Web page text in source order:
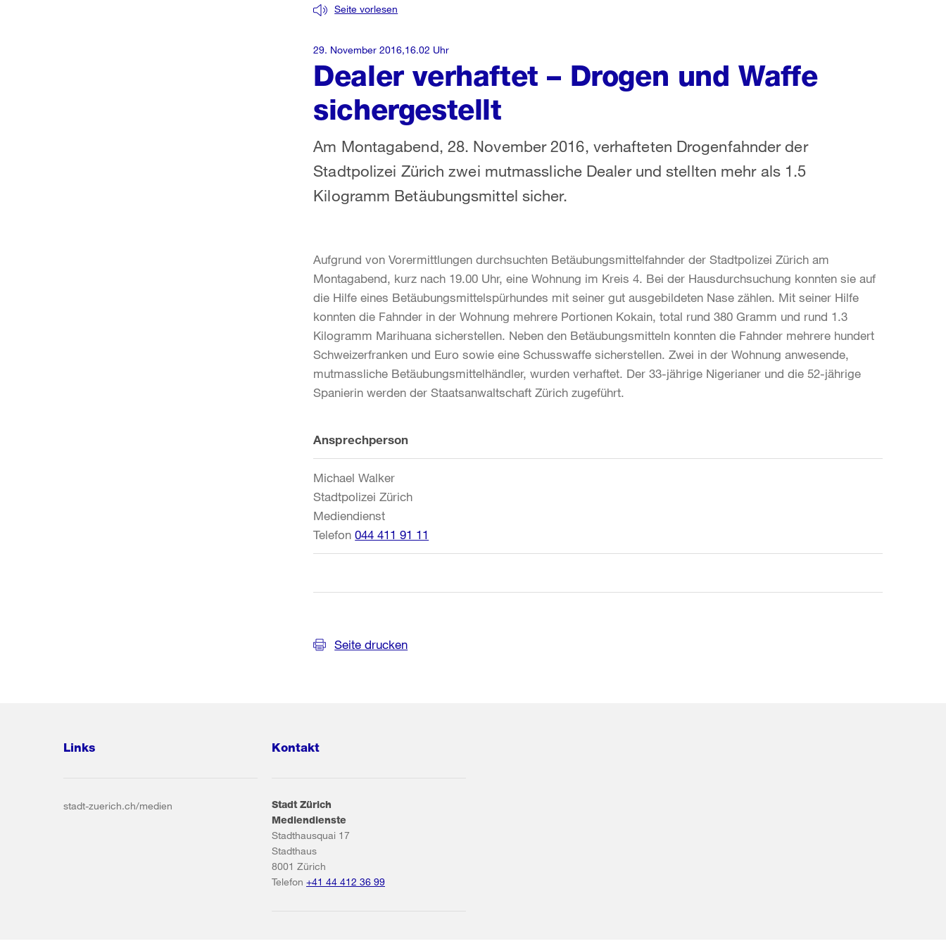
Dealer verhaftet – Drogen und Waffe
sichergestellt
Seite vorlesen
Am Montagabend, 28. November 2016, verhafteten Drogenfahnder der
Stadtpolizei Zürich zwei mutmassliche Dealer und stellten mehr als 1.5
Kilogramm Betäubungsmittel sicher.
29. November 2016,16.02 Uhr
Aufgrund von Vorermittlungen durchsuchten Betäubungsmittelfahnder der Stadtpolizei Zürich am
Montagabend, kurz nach 19.00 Uhr, eine Wohnung im Kreis 4. Bei der Hausdurchsuchung konnten sie auf
die Hilfe eines Betäubungsmittelspürhundes mit seiner gut ausgebildeten Nase zählen. Mit seiner Hilfe
konnten die Fahnder in der Wohnung mehrere Portionen Kokain, total rund 380 Gramm und rund 1.3
Kilogramm Marihuana sicherstellen. Neben den Betäubungsmitteln konnten die Fahnder mehrere hundert
Schweizerfranken und Euro sowie eine Schusswaffe sicherstellen. Zwei in der Wohnung anwesende,
mutmassliche Betäubungsmittelhändler, wurden verhaftet. Der 33-jährige Nigerianer und die 52-jährige
Spanierin werden der Staatsanwaltschaft Zürich zugeführt.
Weitere
Informationen
Ansprechperson
Michael Walker
Stadtpolizei Zürich
Mediendienst
Telefon 044 411 91 11
Seite drucken
Links
stadt-zuerich.ch/medien
Kontakt
Stadt Zürich
Mediendienste
Stadthausquai 17
Stadthaus
8001 Zürich
Telefon +41 44 412 36 99